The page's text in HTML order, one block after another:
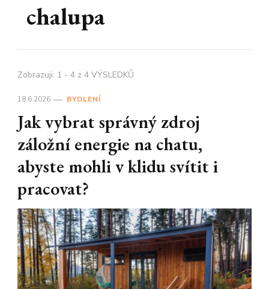
chalupa
Zobrazuji: 1 - 4 z 4 VÝSLEDKŮ
18.6.2026 BYDLENÍ
Jak vybrat správný zdroj
záložní energie na chatu,
abyste mohli v klidu svítit i
pracovat?